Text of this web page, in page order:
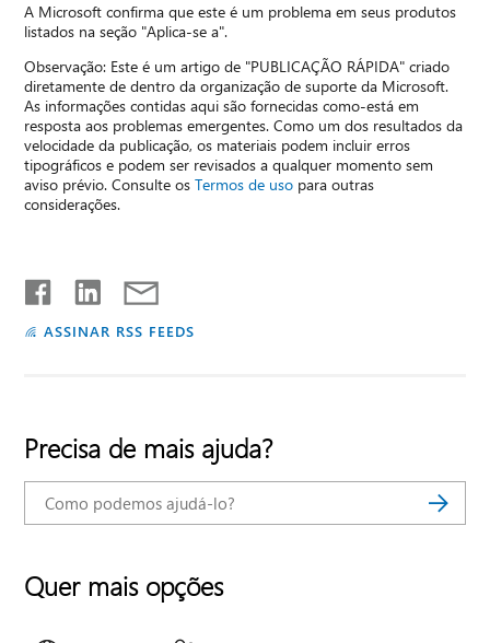
A Microsoft confirma que este é um problema em seus produtos
listados na seção "Aplica-se a".
Observação: Este é um artigo de "PUBLICAÇÃO RÁPIDA" criado
diretamente de dentro da organização de suporte da Microsoft.
As informações contidas aqui são fornecidas como-está em
resposta aos problemas emergentes. Como um dos resultados da
velocidade da publicação, os materiais podem incluir erros
tipográficos e podem ser revisados a qualquer momento sem
aviso prévio. Consulte osTermos de uso para outras
considerações.
ASSINAR RSS FEEDS
Precisa de mais ajuda?
Quer mais opções